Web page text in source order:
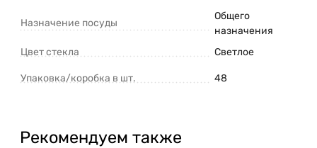
Назначение посуды
Общего
назначения
Цвет стекла
Светлое
Упаковка/коробка в шт. 48
Рекомендуем также